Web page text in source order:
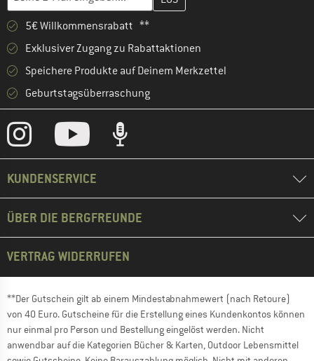
5€ Willkommensrabatt **
Exklusiver Zugang zu Rabattaktionen
Speichere Produkte auf Deinem Merkzettel
Geburtstagsüberraschung
KUNDENSERVICE
ÜBER DIE BERGFREUNDE
VERTRAG WIDERRUFEN
**Der Gutschein gilt ab einem Mindestabnahmewert (nach Retoure)
von 40 Euro. Gutscheine für die Erstellung eines Kundenkontos können
nur einmal pro Person und Bestellung eingelöst werden. Nicht
anwendbar auf die Kategorien Bücher & Karten, Outdoor Lebensmittel